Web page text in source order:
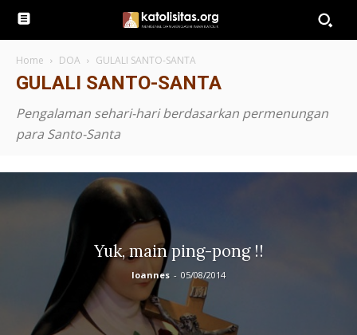
Home DOA GULALI SANTO-SANTA
GULALI SANTO-SANTA
Pengalaman sehari-hari berdasarkan permenungan
para Santo-Santa
Yuk, main ping-pong !!
Ioannes - 05/08/2014